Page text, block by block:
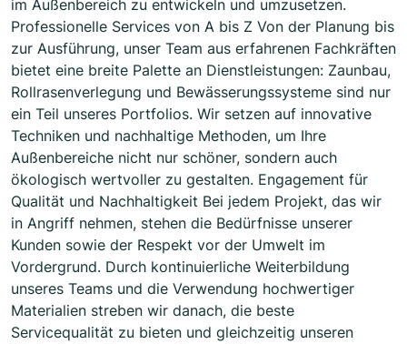
im Außenbereich zu entwickeln und umzusetzen.
Professionelle Services von A bis Z Von der Planung bis
zur Ausführung, unser Team aus erfahrenen Fachkräften
bietet eine breite Palette an Dienstleistungen: Zaunbau,
Rollrasenverlegung und Bewässerungssysteme sind nur
ein Teil unseres Portfolios. Wir setzen auf innovative
Techniken und nachhaltige Methoden, um Ihre
Außenbereiche nicht nur schöner, sondern auch
ökologisch wertvoller zu gestalten. Engagement für
Qualität und Nachhaltigkeit Bei jedem Projekt, das wir
in Angriff nehmen, stehen die Bedürfnisse unserer
Kunden sowie der Respekt vor der Umwelt im
Vordergrund. Durch kontinuierliche Weiterbildung
unseres Teams und die Verwendung hochwertiger
Materialien streben wir danach, die beste
Servicequalität zu bieten und gleichzeitig unseren